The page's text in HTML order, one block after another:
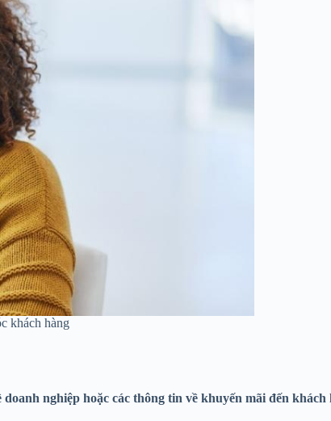
khách hàng
nghiệp hoặc các thông tin về khuyến mãi đến khách